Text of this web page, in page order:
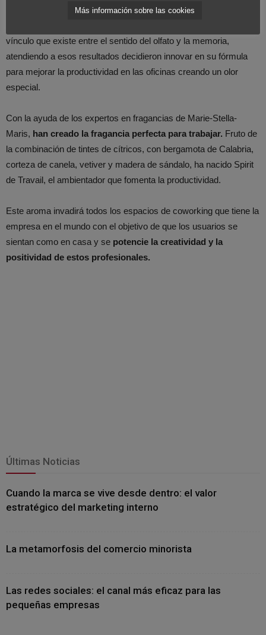
vínculo que existe entre el sentido del olfato y la memoria,
atendiendo a esos resultados decidieron innovar en su fórmula
para mejorar la productividad en las oficinas creando un olor
especial.
Con la ayuda de los expertos en fragancias de Marie-Stella-
Maris, han creado la fragancia perfecta para trabajar. Fruto de
la combinación de tintes de cítricos, con bergamota de Calabria,
corteza de canela, vetiver y madera de sándalo, ha nacido Spirit
de Travail, el ambientador que fomenta la productividad.
Este aroma invadirá todos los espacios de coworking que tiene la
empresa en el mundo con el objetivo de que los usuarios se
sientan como en casa y se potencie la creatividad y la
positividad de estos profesionales.
Últimas Noticias
Cuando la marca se vive desde dentro: el valor
estratégico del marketing interno
La metamorfosis del comercio minorista
Las redes sociales: el canal más eficaz para las
pequeñas empresas
Más información sobre las cookies